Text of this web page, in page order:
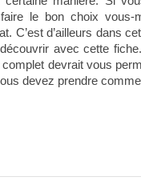
le bon choix vous-
C’est d’ailleurs dans
avec cette
complet devrait vous
devez prendre